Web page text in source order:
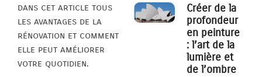
dans cet article tous
les avantages de la
rénovation et comment
elle peut améliorer
votre quotidien.
Créer de la
profondeur
en peinture
: l’art de la
lumière et
de l’ombre